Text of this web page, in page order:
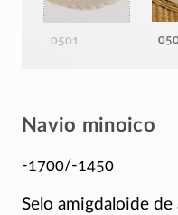
0501
Navio minoico
-1700/-1450
Selo amigdaloide